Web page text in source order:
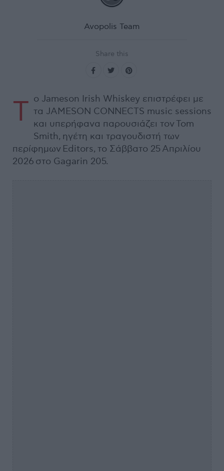
Avopolis Team
Share this
Τ o Jameson Irish Whiskey επιστρέφει με
τα JAMESON CONNECTS music sessions
και υπερήφανα παρουσιάζει τον Tom
Smith, ηγέτη και τραγουδιστή των
περίφημων Editors, το Σάββατο 25 Απριλίου
2026 στο Gagarin 205.